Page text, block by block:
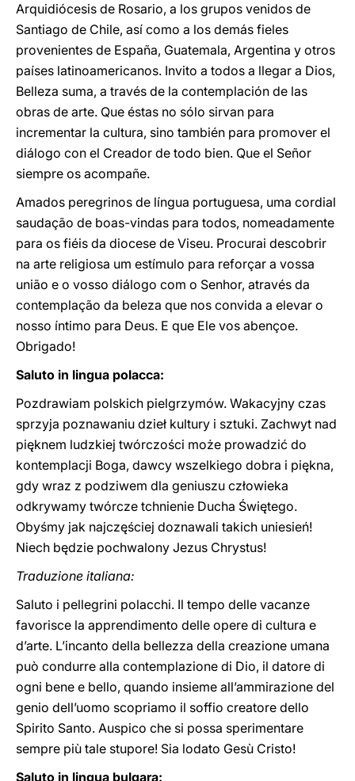
Arquidiócesis de Rosario, a los grupos venidos de
Santiago de Chile, así como a los demás fieles
provenientes de España, Guatemala, Argentina y otros
países latinoamericanos. Invito a todos a llegar a Dios,
Belleza suma, a través de la contemplación de las
obras de arte. Que éstas no sólo sirvan para
incrementar la cultura, sino también para promover el
diálogo con el Creador de todo bien. Que el Señor
siempre os acompañe.
Amados peregrinos de língua portuguesa, uma cordial
saudação de boas-vindas para todos, nomeadamente
para os fiéis da diocese de Viseu. Procurai descobrir
na arte religiosa um estímulo para reforçar a vossa
união e o vosso diálogo com o Senhor, através da
contemplação da beleza que nos convida a elevar o
nosso íntimo para Deus. E que Ele vos abençoe.
Obrigado!
Saluto in lingua polacca:
Pozdrawiam polskich pielgrzymów. Wakacyjny czas
sprzyja poznawaniu dzieł kultury i sztuki. Zachwyt nad
pięknem ludzkiej twórczości może prowadzić do
kontemplacji Boga, dawcy wszelkiego dobra i piękna,
gdy wraz z podziwem dla geniuszu człowieka
odkrywamy twórcze tchnienie Ducha Świętego.
Obyśmy jak najczęściej doznawali takich uniesień!
Niech będzie pochwalony Jezus Chrystus!
Traduzione italiana:
Saluto i pellegrini polacchi. Il tempo delle vacanze
favorisce la apprendimento delle opere di cultura e
d’arte. L’incanto della bellezza della creazione umana
può condurre alla contemplazione di Dio, il datore di
ogni bene e bello, quando insieme all’ammirazione del
genio dell’uomo scopriamo il soffio creatore dello
Spirito Santo. Auspico che si possa sperimentare
sempre più tale stupore! Sia lodato Gesù Cristo!
Saluto in lingua bulgara: